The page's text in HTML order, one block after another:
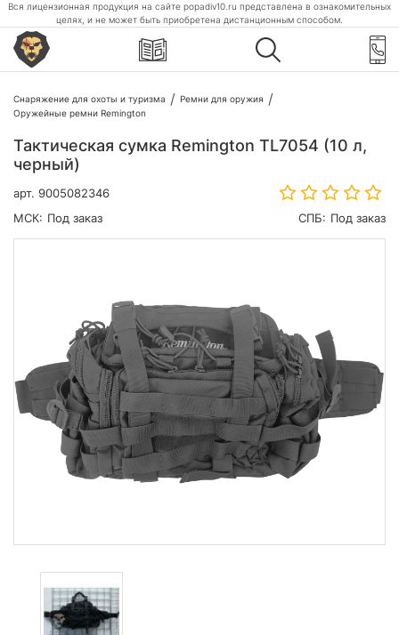
Вся лицензионная продукция на сайте popadiv10.ru представлена в ознакомительных
целях, и не может быть приобретена дистанционным способом.
Снаряжение для охоты и туризма
Ремни для оружия
Оружейные ремни Remington
Тактическая сумка Remington TL7054 (10 л,
черный)
арт. 9005082346
МСК: Под заказ СПБ: Под заказ